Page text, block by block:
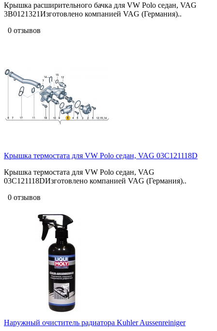
Крышка расширительного бачка для VW Polo седан, VAG
3B0121321Изготовлено компанией VAG (Германия)..
0 отзывов
Крышка термостата для VW Polo седан, VAG 03C121118D
Крышка термостата для VW Polo седан, VAG
03C121118DИзготовлено компанией VAG (Германия)..
0 отзывов
Наружный очиститель радиатора Kuhler Aussenreiniger